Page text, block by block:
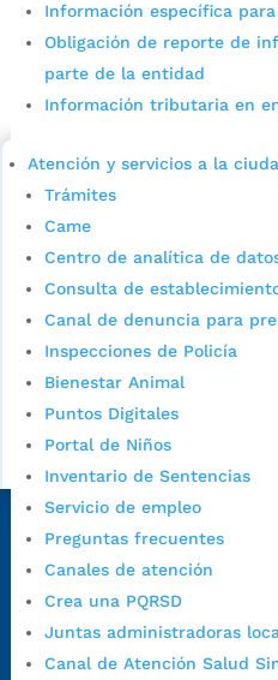
Información específica
Obligación de reporte de
parte de la entidad
Información tributaria en
Atención y servicios a la
Trámites
Came
Centro de analítica de
Consulta de
Canal de denuncia para
Inspecciones de Policía
Bienestar Animal
Puntos Digitales
Portal de Niños
Inventario de Sentencias
Servicio de empleo
Preguntas frecuentes
Canales de atención
Crea una PQRSD
Juntas administradoras
Canal de Atención Salud
Cupos Escolares
Consulta aqui los pasos
cupo escolar en los
Alcaldía de
Sede principal
Dirección Fase I:Calle 35 # 10-43,
Colombia.
Dirección Fase II:Carrera 11 # 34-
Colombia
Código Postal:680006. Código